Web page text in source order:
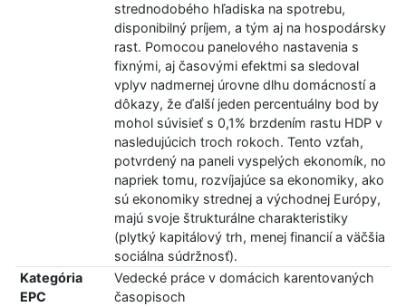
strednodobého hľadiska na spotrebu,
disponibilný príjem, a tým aj na hospodársky
rast. Pomocou panelového nastavenia s
fixnými, aj časovými efektmi sa sledoval
vplyv nadmernej úrovne dlhu domácností a
dôkazy, že ďalší jeden percentuálny bod by
mohol súvisieť s 0,1% brzdením rastu HDP v
nasledujúcich troch rokoch. Tento vzťah,
potvrdený na paneli vyspelých ekonomík, no
napriek tomu, rozvíjajúce sa ekonomiky, ako
sú ekonomiky strednej a východnej Európy,
majú svoje štrukturálne charakteristiky
(plytký kapitálový trh, menej financií a väčšia
sociálna súdržnosť).
Kategória
EPC
Vedecké práce v domácich karentovaných
časopisoch